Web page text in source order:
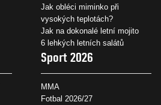
Jak obléci miminko při
vysokých teplotách?
Jak na dokonalé letní mojito
6 lehkých letních salátů
Sport 2026
MMA
Fotbal 2026/27